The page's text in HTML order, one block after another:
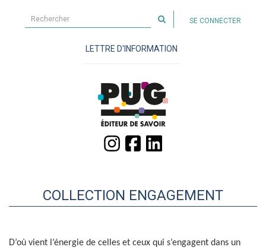
sur
site
SE CONNECTER
LETTRE D'INFORMATION
COLLECTION ENGAGEMENT
D’où vient l’énergie de celles et ceux qui s’engagent dans un